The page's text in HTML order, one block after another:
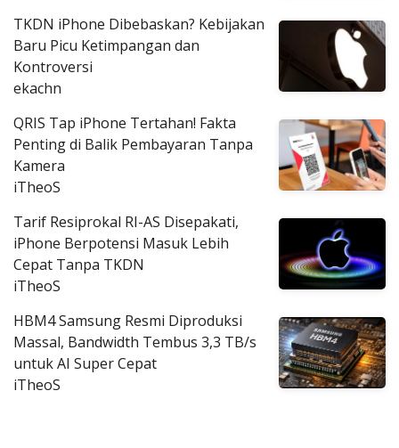
TKDN iPhone Dibebaskan? Kebijakan
Baru Picu Ketimpangan dan
Kontroversi
ekachn
QRIS Tap iPhone Tertahan! Fakta
Penting di Balik Pembayaran Tanpa
Kamera
iTheoS
Tarif Resiprokal RI-AS Disepakati,
iPhone Berpotensi Masuk Lebih
Cepat Tanpa TKDN
iTheoS
HBM4 Samsung Resmi Diproduksi
Massal, Bandwidth Tembus 3,3 TB/s
untuk AI Super Cepat
iTheoS